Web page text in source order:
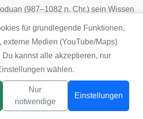
für grundlegende Funktionen,
externe Medien (YouTube/Maps)
Du kannst alle akzeptieren, nur
wählen.
Nur
notwendige
Einstellungen
(987–1082 n. Chr.) sein Wissen
das
Wuzhen pian („Über das
welches die Ausdrucksweise
auf die inneren Wandlungen
Erschaffung des shengtai
desNeidan
. Seine Schüler
südlichen Zweig der „